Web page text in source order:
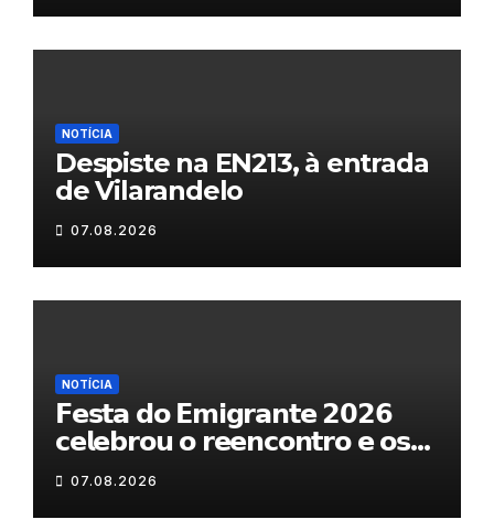
NOTÍCIA
Despiste na EN213, à entrada
de Vilarandelo
07.08.2026
NOTÍCIA
𝗙𝗲𝘀𝘁𝗮 𝗱𝗼 𝗘𝗺𝗶𝗴𝗿𝗮𝗻𝘁𝗲 𝟮𝟬𝟮𝟲
𝗰𝗲𝗹𝗲𝗯𝗿𝗼𝘂 𝗼 𝗿𝗲𝗲𝗻𝗰𝗼𝗻𝘁𝗿𝗼 𝗲 𝗼𝘀
𝗹𝗮𝗰̧𝗼𝘀 𝗾𝘂𝗲 𝘂𝗻𝗲𝗺 𝗠𝘂𝗿𝗰̧𝗮
07.08.2026